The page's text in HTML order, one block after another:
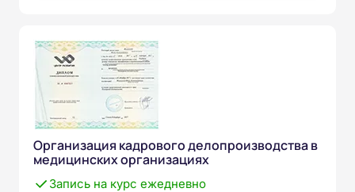
Организация кадрового делопроизводства в
медицинских организациях
Запись на курс ежедневно